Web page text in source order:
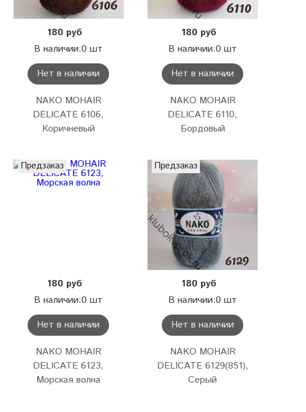
180 руб
В наличии:0 шт
Нет в наличии
NAKO MOHAIR
DELICATE 6106,
Коричневый
180 руб
В наличии:0 шт
Нет в наличии
NAKO MOHAIR
DELICATE 6110,
Бордовый
Предзаказ
180 руб
В наличии:0 шт
Нет в наличии
NAKO MOHAIR
DELICATE 6123,
Морская волна
Предзаказ
180 руб
В наличии:0 шт
Нет в наличии
NAKO MOHAIR
DELICATE 6129(851),
Серый